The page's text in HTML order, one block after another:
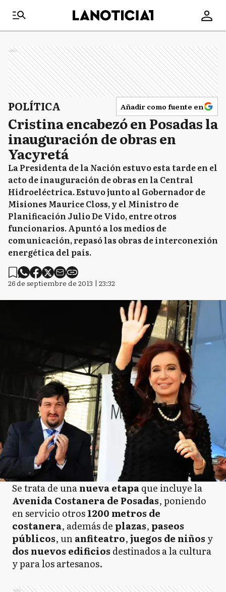
Ads
POLÍTICA Añadir como fuente en
Cristina encabezó en Posadas la
inauguración de obras en
Yacyretá
La Presidenta de la Nación estuvo esta tarde en el
acto de inauguración de obras en la Central
Hidroeléctrica. Estuvo junto al Gobernador de
Misiones Maurice Closs, y el Ministro de
Planificación Julio De Vido, entre otros
funcionarios. Apuntó a los medios de
comunicación, repasó las obras de interconexión
energética del país.
26 de septiembre de 2013 | 23:32
Se trata de unanueva etapaque incluye la
Avenida Costanera de Posadas, poniendo
en servicio otros1200 metros de
costanera, además de plazas, paseos
públicos, unanfiteatro,juegos de niños y
dos nuevos edificios destinados a la cultura
y para los artesanos.
Ads